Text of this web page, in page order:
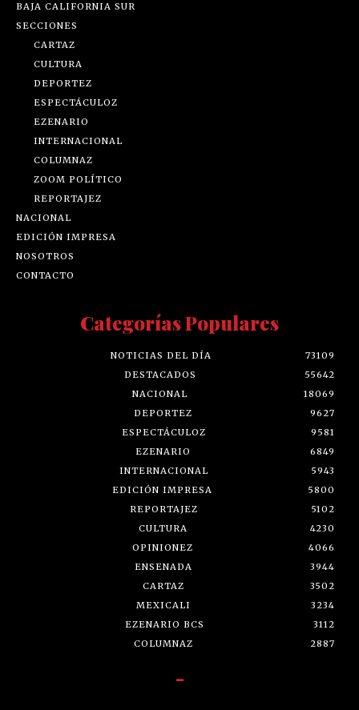
BAJA CALIFORNIA SUR
SECCIONES
CARTAZ
CULTURA
DEPORTEZ
ESPECTÁCULOZ
EZENARIO
INTERNACIONAL
COLUMNAZ
ZOOM POLÍTICO
REPORTAJEZ
NACIONAL
EDICIÓN IMPRESA
NOSOTROS
CONTACTO
Categorías Populares
NOTICIAS DEL DÍA
73109
DESTACADOS
55642
NACIONAL
18069
DEPORTEZ
9627
ESPECTÁCULOZ
9581
EZENARIO
6849
INTERNACIONAL
5943
EDICIÓN IMPRESA
5800
REPORTAJEZ
5102
CULTURA
4230
OPINIONEZ
4066
ENSENADA
3944
CARTAZ
3502
MEXICALI
3234
EZENARIO BCS
3112
COLUMNAZ
2887
-